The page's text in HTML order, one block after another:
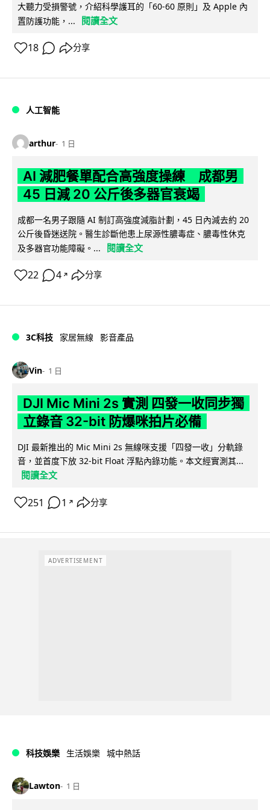
大聽力受損警號，介紹科學護耳的「60-60 原則」及 Apple 內
置防護功能，...
閱讀全文
18 分享
人工智能
arthur 1 日
AI 減肥餐單配合高強度操練 成都男
45 日減 20 公斤後多器官衰竭
成都一名男子跟隨 AI 制訂高強度減脂計劃，45 日內減去約 20
公斤後昏迷送院。醫生診斷他患上尿源性膿毒症、膿毒性休克
及多器官功能障礙。...
閱讀全文
22 4 ↗ 分享
3C科技 家居無線 影音產品
Vin 1 日
DJI Mic Mini 2s 實測 四發一收同步獨
立錄音 32-bit 防爆咪拍片必備
DJI 最新推出的 Mic Mini 2s 無線咪支援「四發一收」分軌錄
音，並首度下放 32-bit Float 浮點內錄功能。本文經實測其...
閱讀全文
251 1 ↗ 分享
ADVERTISEMENT
科技娛樂 生活娛樂 城中熱話
Lawton 1 日